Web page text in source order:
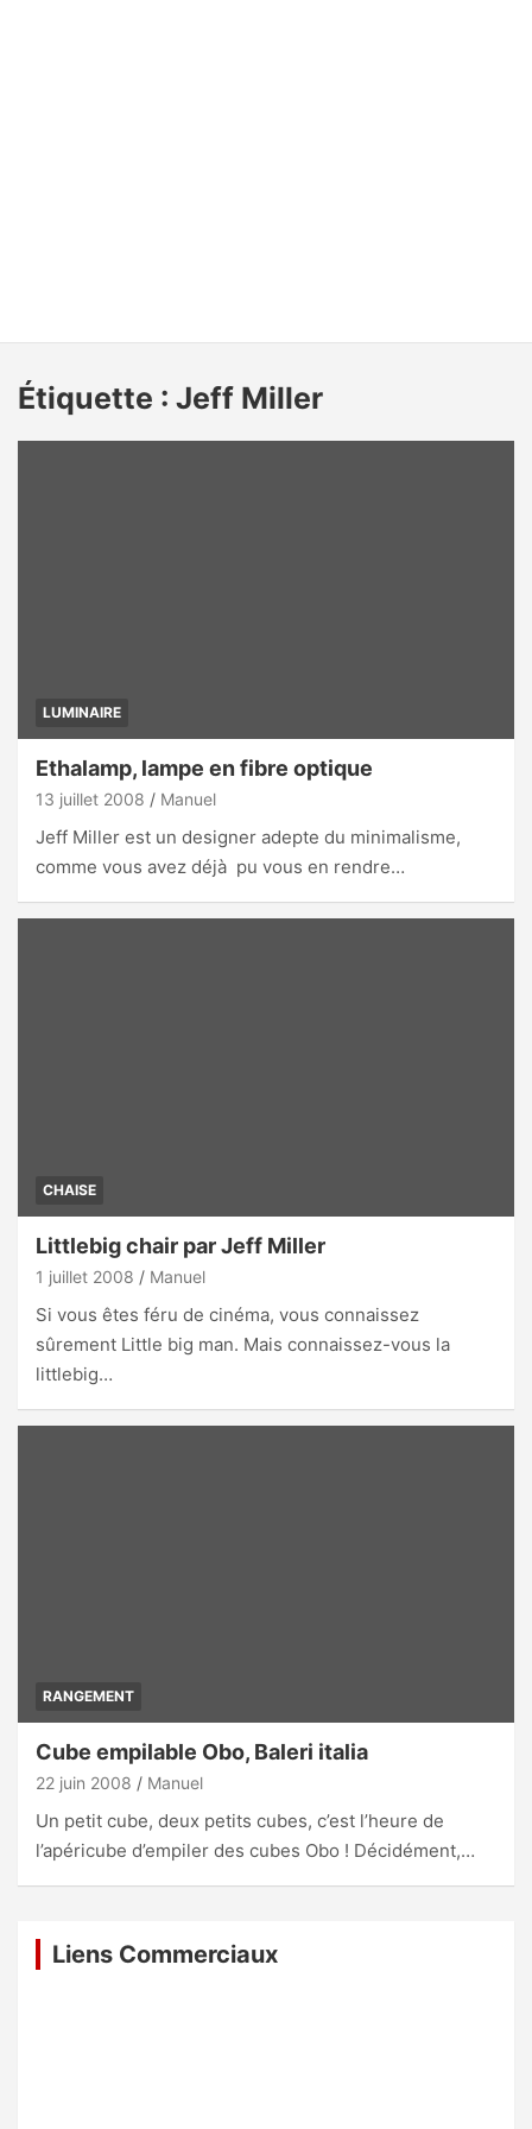
Étiquette : Jeff Miller
LUMINAIRE
Ethalamp, lampe en fibre optique
13 juillet 2008 Manuel
Jeff Miller est un designer adepte du minimalisme,
comme vous avez déjà pu vous en rendre…
CHAISE
Littlebig chair par Jeff Miller
1 juillet 2008 Manuel
Si vous êtes féru de cinéma, vous connaissez
sûrement Little big man. Mais connaissez-vous la
littlebig…
RANGEMENT
Cube empilable Obo, Baleri italia
22 juin 2008 Manuel
Un petit cube, deux petits cubes, c’est l’heure de
l’apéricube d’empiler des cubes Obo ! Décidément,…
Liens Commerciaux